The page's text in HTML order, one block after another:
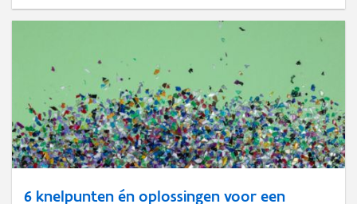
6 knelpunten én oplossingen voor een